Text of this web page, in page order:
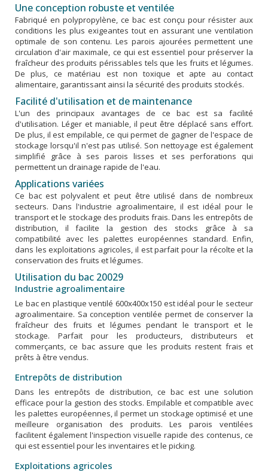
Une conception robuste et ventilée
Fabriqué en polypropylène, ce bac est conçu pour résister aux
conditions les plus exigeantes tout en assurant une ventilation
optimale de son contenu. Les parois ajourées permettent une
circulation d'air maximale, ce qui est essentiel pour préserver la
fraîcheur des produits périssables tels que les fruits et légumes.
De plus, ce matériau est non toxique et apte au contact
alimentaire, garantissant ainsi la sécurité des produits stockés.
Facilité d'utilisation et de maintenance
L'un des principaux avantages de ce bac est sa facilité
d'utilisation. Léger et maniable, il peut être déplacé sans effort.
De plus, il est empilable, ce qui permet de gagner de l'espace de
stockage lorsqu'il n'est pas utilisé. Son nettoyage est également
simplifié grâce à ses parois lisses et ses perforations qui
permettent un drainage rapide de l'eau.
Applications variées
Ce bac est polyvalent et peut être utilisé dans de nombreux
secteurs. Dans l'industrie agroalimentaire, il est idéal pour le
transport et le stockage des produits frais. Dans les entrepôts de
distribution, il facilite la gestion des stocks grâce à sa
compatibilité avec les palettes européennes standard. Enfin,
dans les exploitations agricoles, il est parfait pour la récolte et la
conservation des fruits et légumes.
Utilisation du bac 20029
Industrie agroalimentaire
Le bac en plastique ventilé 600x400x150 est idéal pour le secteur
agroalimentaire. Sa conception ventilée permet de conserver la
fraîcheur des fruits et légumes pendant le transport et le
stockage. Parfait pour les producteurs, distributeurs et
commerçants, ce bac assure que les produits restent frais et
prêts à être vendus.
Entrepôts de distribution
Dans les entrepôts de distribution, ce bac est une solution
efficace pour la gestion des stocks. Empilable et compatible avec
les palettes européennes, il permet un stockage optimisé et une
meilleure organisation des produits. Les parois ventilées
facilitent également l'inspection visuelle rapide des contenus, ce
qui est essentiel pour les inventaires et le picking.
Exploitations agricoles